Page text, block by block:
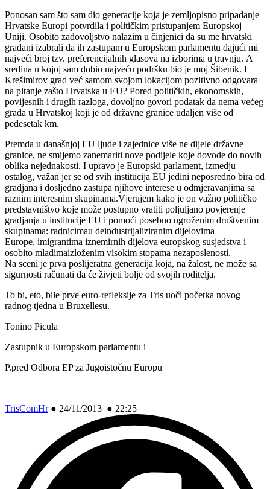
Ponosan sam što sam dio generacije koja je zemljopisno pripadanje
Hrvatske Europi potvrdila i političkim pristupanjem Europskoj
Uniji. Osobito zadovoljstvo nalazim u činjenici da su me hrvatski
građani izabrali da ih zastupam u Europskom parlamentu dajući mi
najveći broj tzv. preferencijalnih glasova na izborima u travnju. A
sredina u kojoj sam dobio najveću podršku bio je moj Šibenik. I
Krešimirov grad već samom svojom lokacijom pozitivno odgovara
na pitanje zašto Hrvatska u EU? Pored političkih, ekonomskih,
povijesnih i drugih razloga, dovoljno govori podatak da nema većeg
grada u Hrvatskoj koji je od državne granice udaljen više od
pedesetak km.
Premda u današnjoj EU ljude i zajednice više ne dijele državne
granice, ne smijemo zanemariti nove podijele koje dovode do novih
oblika nejednakosti. I upravo je Europski parlament, izmedju
ostalog, važan jer se od svih institucija EU jedini neposredno bira od
gradjana i dosljedno zastupa njihove interese u odmjeravanjima sa
raznim interesnim skupinama.Vjerujem kako je on važno političko
predstavništvo koje može postupno vratiti poljuljano povjerenje
gradjanja u institucije EU i pomoći posebno ugroženim društvenim
skupinama: radnicimau deindustrijaliziranim dijelovima
Europe, imigrantima iznemirnih dijelova europskog susjedstva i
osobito mladimaizloženim visokim stopama nezaposlenosti.
Na sceni je prva poslijeratna generacija koja, na žalost, ne može sa
sigurnosti računati da će živjeti bolje od svojih roditelja.
To bi, eto, bile prve euro-refleksije za Tris uoči početka novog
radnog tjedna u Bruxellesu.
Tonino Picula
Zastupnik u Europskom parlamentu i
P.pred Odbora EP za Jugoistočnu Europu
TrisComHr● 24/11/2013 ● 22:25